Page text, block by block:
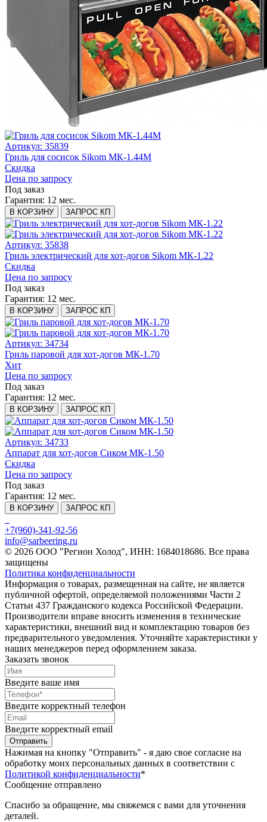
Артикул: 35839
Гриль для сосисок Sikom МК-1.44М
Скидка
Цена по запросу
Под заказ
Гарантия: 12 мес.
В КОРЗИНУ ЗАПРОС КП
Артикул: 35838
Гриль электрический для хот-догов Sikom МК-1.22
Скидка
Цена по запросу
Под заказ
Гарантия: 12 мес.
В КОРЗИНУ ЗАПРОС КП
Артикул: 34734
Гриль паровой для хот-догов МК-1.70
Хит
Цена по запросу
Под заказ
Гарантия: 12 мес.
В КОРЗИНУ ЗАПРОС КП
Артикул: 34733
Аппарат для хот-догов Сиком МК-1.50
Скидка
Цена по запросу
Под заказ
Гарантия: 12 мес.
В КОРЗИНУ ЗАПРОС КП
+7(960)-341-92-56
info@sarbeering.ru
© 2026 ООО "Регион Холод", ИНН: 1684018686. Все права
защищены
Политика конфиденциальности
Информация о товарах, размещенная на сайте, не является
публичной офертой, определяемой положениями Части 2
Статьи 437 Гражданского кодекса Российской Федерации.
Производители вправе вносить изменения в технические
характеристики, внешний вид и комплектацию товаров без
предварительного уведомления. Уточняйте характеристики у
наших менеджеров перед оформлением заказа.
Заказать звонок
Введите ваше имя
Введите корректный телефон
Введите корректный email
Отправить
Нажимая на кнопку "Отправить" - я даю свое согласие на
обработку моих персональных данных в соответствии с
Политикой конфиденциальности*
Сообщение отправлено
Спасибо за обращение, мы свяжемся с вами для уточнения
деталей.